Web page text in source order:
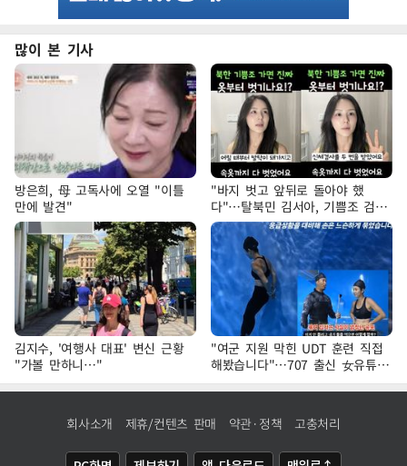
많이 본 기사
방은희, 母 고독사에 오열 "이틀
만에 발견"
"바지 벗고 앞뒤로 돌아야 했
다"…탈북민 김서아, 기쁨조 검사
수치심 회상
김지수, '여행사 대표' 변신 근황
"가볼 만하니…"
"여군 지원 막힌 UDT 훈련 직접
해봤습니다"…707 출신 女유튜버
'완벽 소화'
회사소개 제휴/컨텐츠 판매 약관·정책 고충처리